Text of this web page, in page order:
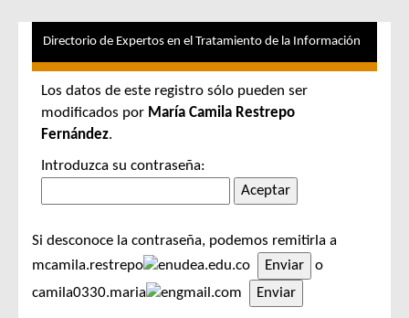
Directorio de Expertos en el Tratamiento de la Información
Los datos de este registro sólo pueden ser
modificados por María Camila Restrepo
Fernández.
Introduzca su contraseña:
Si desconoce la contraseña, podemos remitirla a
mcamila.restrepo
udea.edu.co
o
camila0330.maria
gmail.com